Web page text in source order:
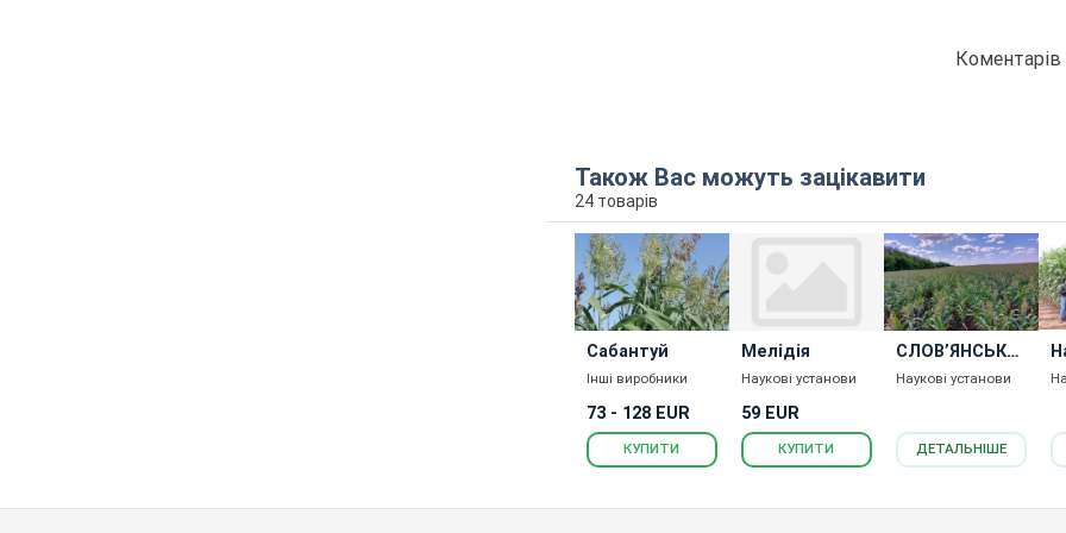
Також Вас можуть зацікавити
24 товарів
Сабантуй
Інші виробники
73 - 128 EUR
КУПИТИ
Мелідія
Наукові установи
59 EUR
КУПИТИ
СЛОВ’ЯНСЬКЕ
ПОЛЕ 18
Наукові установи
ДЕТАЛЬНІШЕ